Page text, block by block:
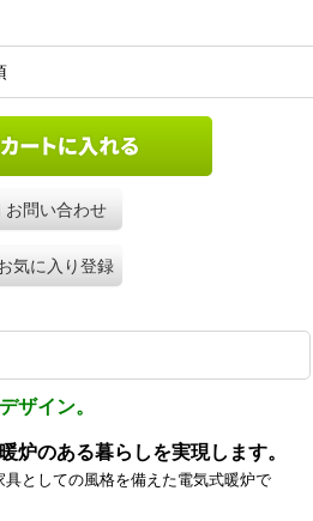
お問い合わせ
気に入り登録
ザイン。
炉のある暮らしを実現します。
としての風格を備えた電気式暖炉で